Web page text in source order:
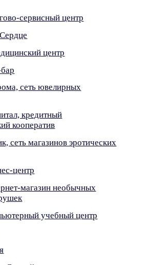
сервисный центр
центр
сеть ювелирных
кредитный
кооператив
сеть магазинов эротических
центр
магазин необычных
учебный центр